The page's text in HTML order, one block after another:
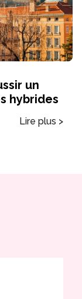
un
hybrides
Lire plus >